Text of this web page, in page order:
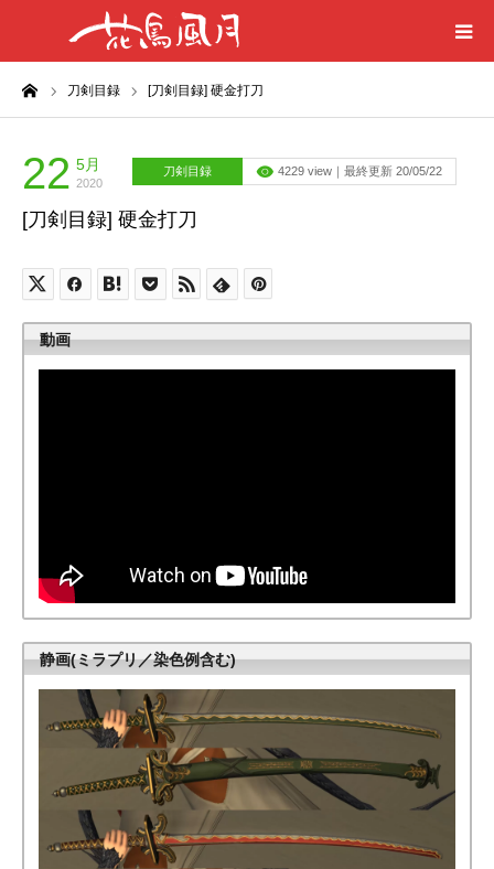
刀剣目録 [刀剣目録] 硬金打刀
22 5月
2020
刀剣目録 4229 view｜最終更新 20/05/22
[刀剣目録] 硬金打刀
動画
静画(ミラプリ／染色例含む)
ホーム
はじめに
刀剣目録
プライバシーポリシー